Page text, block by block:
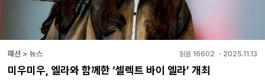
패션 > 뉴스 읽음 16602 ・ 2025.11.13
미우미우, 엘라와 함께한 ‘셀렉트 바이 엘라’ 개최